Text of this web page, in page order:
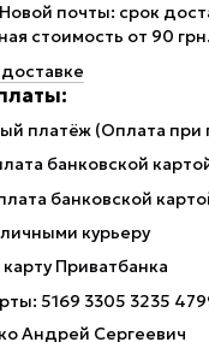
почты: срок
стоимость от 90 грн.
платёж (Оплата при
банковской
банковской
курьеру
Приватбанка
5169 3305 3235
Андрей Сергеевич